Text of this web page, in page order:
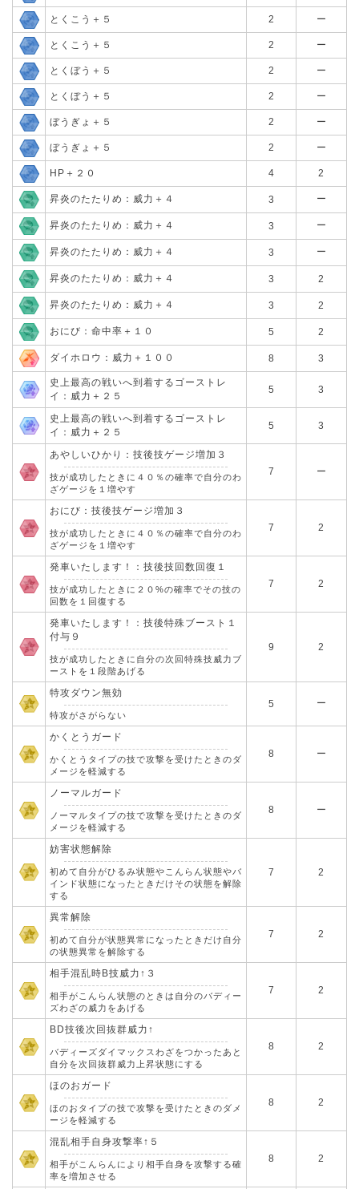
とくこう＋５ 2 ー
とくこう＋５ 2 ー
とくぼう＋５ 2 ー
とくぼう＋５ 2 ー
ぼうぎょ＋５ 2 ー
ぼうぎょ＋５ 2 ー
HP＋２０ 4 2
昇炎のたたりめ：威力＋４ 3 ー
昇炎のたたりめ：威力＋４ 3 ー
昇炎のたたりめ：威力＋４ 3 ー
昇炎のたたりめ：威力＋４ 3 2
昇炎のたたりめ：威力＋４ 3 2
おにび：命中率＋１０ 5 2
ダイホロウ：威力＋１００ 8 3
史上最高の戦いへ到着するゴーストレ
イ：威力＋２５
5 3
史上最高の戦いへ到着するゴーストレ
イ：威力＋２５
5 3
あやしいひかり：技後技ゲージ増加３
技が成功したときに４０％の確率で自分のわ
ざゲージを１増やす
7 ー
おにび：技後技ゲージ増加３
技が成功したときに４０％の確率で自分のわ
ざゲージを１増やす
7 2
発車いたします！：技後技回数回復１
技が成功したときに２０%の確率でその技の
回数を１回復する
7 2
発車いたします！：技後特殊ブースト１
付与９
技が成功したときに自分の次回特殊技威力ブ
ーストを１段階あげる
9 2
特攻ダウン無効
特攻がさがらない
5 ー
かくとうガード
かくとうタイプの技で攻撃を受けたときのダ
メージを軽減する
8 ー
ノーマルガード
ノーマルタイプの技で攻撃を受けたときのダ
メージを軽減する
8 ー
妨害状態解除
初めて自分がひるみ状態やこんらん状態やバ
インド状態になったときだけその状態を解除
する
7 2
異常解除
初めて自分が状態異常になったときだけ自分
の状態異常を解除する
7 2
相手混乱時B技威力↑３
相手がこんらん状態のときは自分のバディー
ズわざの威力をあげる
7 2
BD技後次回抜群威力↑
バディーズダイマックスわざをつかったあと
自分を次回抜群威力上昇状態にする
8 2
ほのおガード
ほのおタイプの技で攻撃を受けたときのダメ
ージを軽減する
8 2
混乱相手自身攻撃率↑５
相手がこんらんにより相手自身を攻撃する確
率を増加させる
8 2